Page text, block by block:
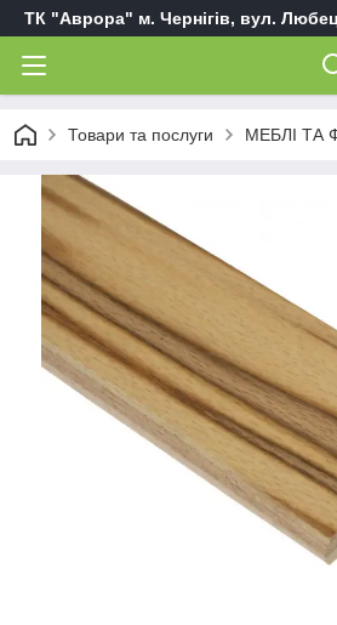
ТК "Аврора" м. Чернігів, вул.
Товари та послуги МЕБЛІ ТА